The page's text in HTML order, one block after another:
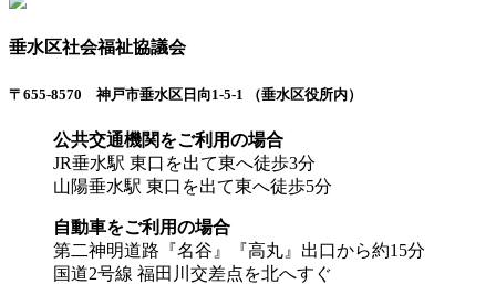
垂水区社会福祉協議会
〒655-8570 神戸市垂水区日向1-5-1 （垂水区役所内）
公共交通機関をご利用の場合
JR垂水駅 東口を出て東へ徒歩3分
山陽垂水駅 東口を出て東へ徒歩5分
自動車をご利用の場合
第二神明道路『名谷』『高丸』出口から約15分
国道2号線 福田川交差点を北へすぐ